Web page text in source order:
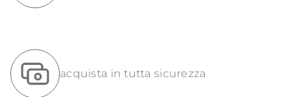
acquista in tutta sicurezza